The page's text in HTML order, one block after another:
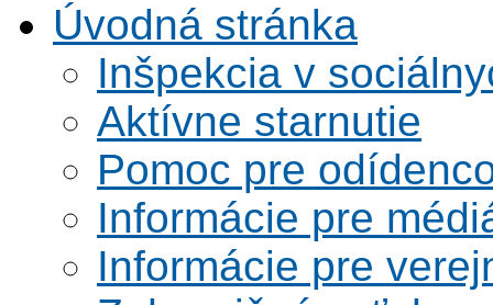
Úvodná stránka
Inšpekcia v
Aktívne starnutie
Pomoc pre
Informácie pre
Informácie pre